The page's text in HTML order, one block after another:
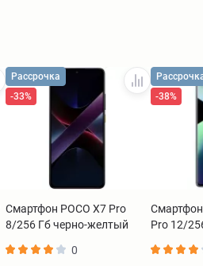
Рассрочка
-33%
Смартфон POCO X7 Pro
8/256 Гб черно-желтый
0
-38%
Смартфон
Pro 12/